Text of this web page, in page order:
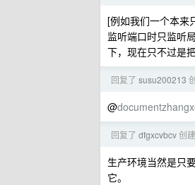
[例如我们一个本来
监听端口时只监听
下，现在只不过是
回复了 susu200213
@
回复了 dfgxcvbcv创
生产环境当然是只
它。